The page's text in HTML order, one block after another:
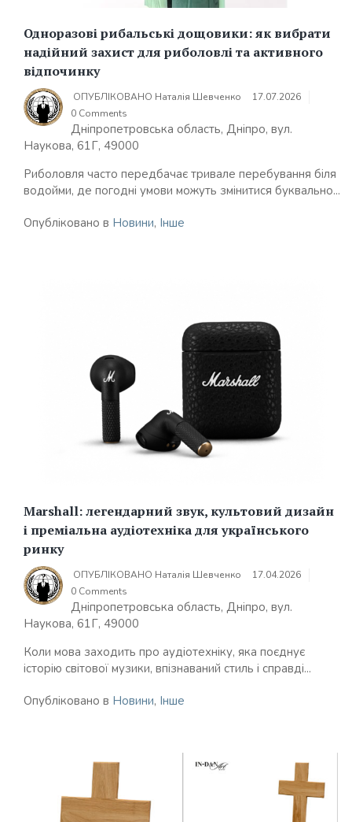
Одноразові рибальські дощовики: як вибрати
надійний захист для риболовлі та активного
відпочинку
ОПУБЛІКОВАНО Наталія Шевченко
17.07.2026
0 Comments
Дніпропетровська область, Дніпро, вул.
Наукова, 61Г, 49000
Риболовля часто передбачає тривале перебування біля
водойми, де погодні умови можуть змінитися буквально...
Опубліковано в Новини, Інше
Marshall: легендарний звук, культовий дизайн
і преміальна аудіотехніка для українського
ринку
ОПУБЛІКОВАНО Наталія Шевченко
17.04.2026
0 Comments
Дніпропетровська область, Дніпро, вул.
Наукова, 61Г, 49000
Коли мова заходить про аудіотехніку, яка поєднує
історію світової музики, впізнаваний стиль і справді...
Опубліковано в Новини, Інше